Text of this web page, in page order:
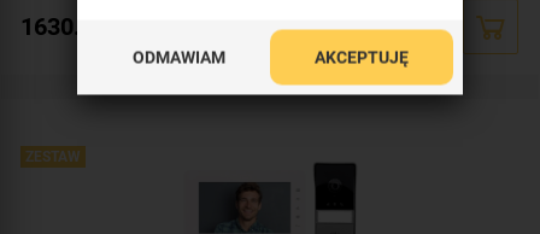
Dodatkowe informacje:
darmowa aplikacja COMMAX Hey Call,moduł
łączność bezprzewodowa Wi-Fi
Zawartość zestawu:
1630.29
ZESTAW
ODMAWIAM AKCEPTUJĘ